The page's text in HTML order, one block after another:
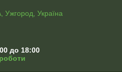
Ужгород, Україна
до 18:00